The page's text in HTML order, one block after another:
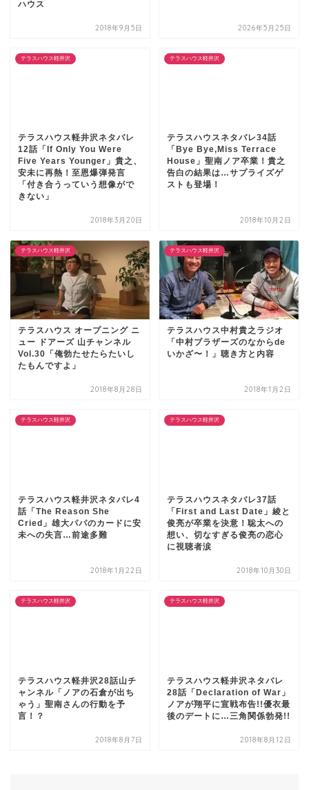
ハウス
2018年9月5日 2026年5月25日
テラスハウス軽井沢
テラスハウス軽井沢ネタバレ
12話「If Only You Were
Five Years Younger」貴之、
安未に再熱！至恩爆弾発言
「付き合うっていう想像がで
きない」
2018年3月20日
テラスハウス軽井沢
テラスハウスネタバレ34話
「Bye Bye,Miss Terrace
House」聖南ノア卒業！貴之
告白の結果は…サプライズゲ
ストも登場！
2018年10月2日
テラスハウス軽井沢
テラスハウス オープニング ニ
ュー ドアーズ 山チャンネル
Vol.30「俺勃たせたらたいし
たもんですよ」
2018年8月28日
テラスハウス軽井沢
テラスハウス中村貴之ラジオ
「中村ブラザーズのなからde
いかざ〜！」聴き方と内容
2018年1月2日
テラスハウス軽井沢
テラスハウス軽井沢ネタバレ4
話「The Reason She
Cried」雄大パパのカードに安
未への失言…前途多難
2018年1月22日
テラスハウス軽井沢
テラスハウスネタバレ37話
「First and Last Date」綾と
俊亮が卒業を決意！聡太への
想い、切なすぎる俊亮の恋心
に視聴者涙
2018年10月30日
テラスハウス軽井沢
テラスハウス軽井沢28話山チ
ャンネル「ノアの石倉が出ち
ゃう」聖南さんの行動を予
言！？
2018年8月7日
テラスハウス軽井沢
テラスハウス軽井沢ネタバレ
28話「Declaration of War」
ノアが翔平に宣戦布告!!優衣最
後のデートに…三角関係勃発!!
2018年8月12日